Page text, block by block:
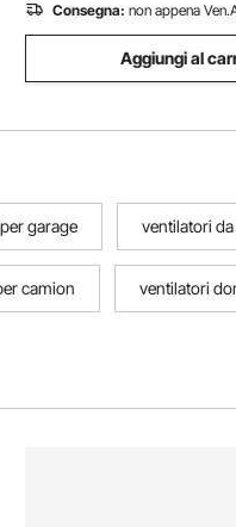
Consegna: non appena
Aggiungi al
garage ventilatori
camion ventilatori